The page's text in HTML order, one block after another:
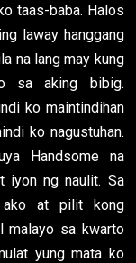
taas-baba. Halos
laway hanggang
na lang may kung
sa aking bibig.
ko maintindihan
ko nagustuhan.
Handsome na
iyon ng naulit. Sa
ako at pilit kong
malayo sa kwarto
yung mata ko